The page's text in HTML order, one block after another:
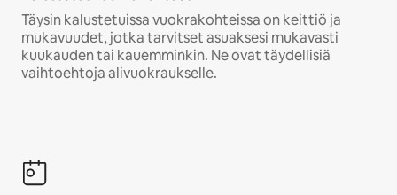
Täysin kalustetuissa vuokrakohteissa on keittiö ja
mukavuudet, jotka tarvitset asuaksesi mukavasti
kuukauden tai kauemminkin. Ne ovat täydellisiä
vaihtoehtoja alivuokraukselle.